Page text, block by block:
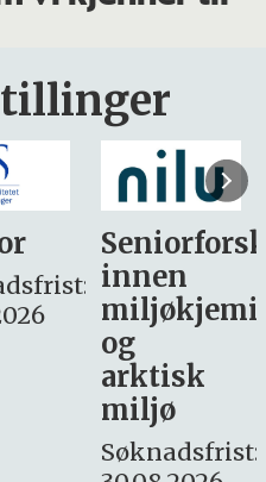
søker
– fast
Søknadsfrist:
16. august.